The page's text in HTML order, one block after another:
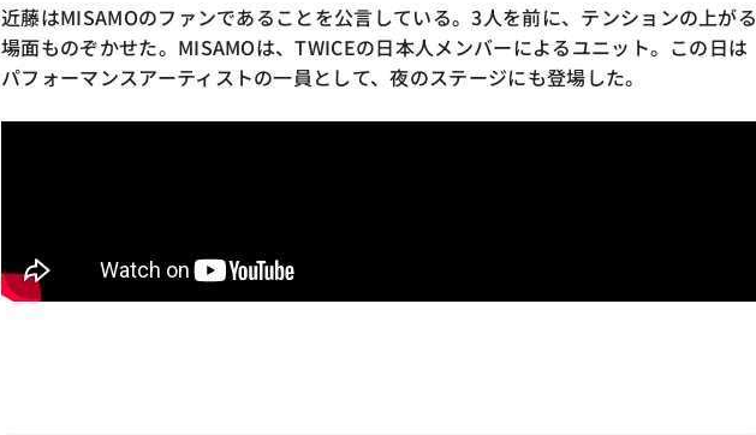
近藤はMISAMOのファンであることを公言している。3人を前に、テンションの上がる
場面ものぞかせた。MISAMOは、TWICEの日本人メンバーによるユニット。この日は
パフォーマンスアーティストの一員として、夜のステージにも登場した。